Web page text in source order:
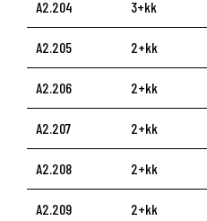
A2.204 3+kk
A2.205 2+kk
A2.206 2+kk
A2.207 2+kk
A2.208 2+kk
A2.209 2+kk